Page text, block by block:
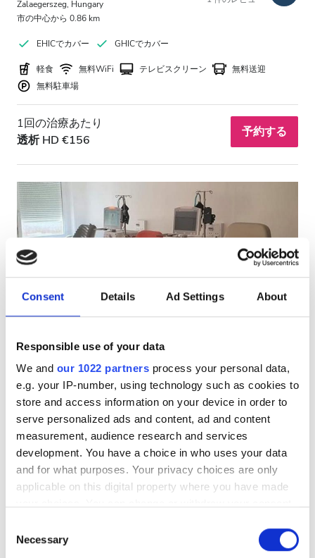
Consent Details Ad Settings About
Responsible use of your data
We and our 1022 partners process your personal data,
e.g. your IP-number, using technology such as cookies to
store and access information on your device in order to
serve personalized ads and content, ad and content
measurement, audience research and services
development. You have a choice in who uses your data
and for what purposes. Your privacy choices are only
applicable on this digital property where you have made
the Privacy trigger icon.
Selection
Necessary
Zalaegerszeg, Hungary
市の中心から 0.86 km
EHICでカバー GHICでカバー
軽食 無料WiFi テレビスクリーン
無料送迎
無料駐車場
1回の治療あたり
透析 HD €156
予約する
Baja, Hungary
市の中心から 1.03 km
EHICでカバー GHICでカバー
軽食 無料WiFi テレビスクリーン
無料送迎
無料駐車場
1回の治療あたり
透析 HD €156
予約する